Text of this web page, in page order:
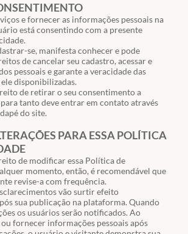
e fornecer as informações pessoais na
está consentindo com a presente
se, manifesta conhecer e pode
de cancelar seu cadastro, acessar e
pessoais e garante a veracidade das
disponibilizadas.
de retirar o seu consentimento a
tanto deve entrar em contato através
do site.
PARA ESSA POLÍTICA
de modificar essa Política de
momento, então, é recomendável que
revise-a com frequência.
vão surtir efeito
sua publicação na plataforma. Quando
os usuários serão notificados. Ao
fornecer informações pessoais após